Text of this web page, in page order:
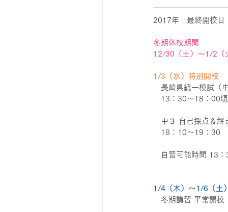
2017年　最終開校日
冬期休校期間
12/30（土）～1/2（
1/3（水）特別開校
長崎県統一模試（
13：30～18：00頃
中３ 自己採点＆解
18：10～19：30
自習可能時間 13：
1/4（木）～1/6（土
冬期講習 平常開校